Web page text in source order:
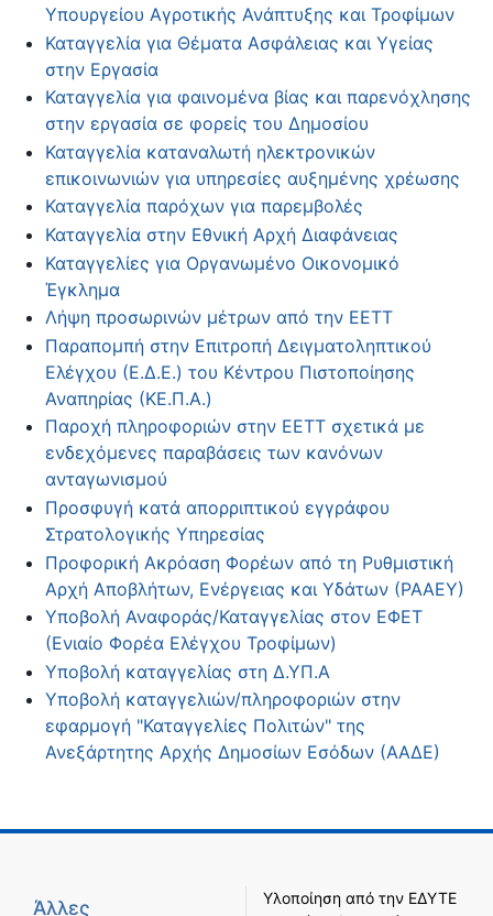
Υπουργείου Αγροτικής Ανάπτυξης και Τροφίμων
Καταγγελία για Θέματα Ασφάλειας και Υγείας
στην Εργασία
Καταγγελία για φαινομένα βίας και παρενόχλησης
στην εργασία σε φορείς του Δημοσίου
Καταγγελία καταναλωτή ηλεκτρονικών
επικοινωνιών για υπηρεσίες αυξημένης χρέωσης
Καταγγελία παρόχων για παρεμβολές
Καταγγελία στην Εθνική Αρχή Διαφάνειας
Καταγγελίες για Οργανωμένο Οικονομικό
Έγκλημα
Λήψη προσωρινών μέτρων από την ΕΕΤΤ
Παραπομπή στην Επιτροπή Δειγματοληπτικού
Ελέγχου (Ε.Δ.Ε.) του Κέντρου Πιστοποίησης
Αναπηρίας (ΚΕ.Π.Α.)
Παροχή πληροφοριών στην ΕΕΤΤ σχετικά με
ενδεχόμενες παραβάσεις των κανόνων
ανταγωνισμού
Προσφυγή κατά απορριπτικού εγγράφου
Στρατολογικής Υπηρεσίας
Προφορική Ακρόαση Φορέων από τη Ρυθμιστική
Αρχή Αποβλήτων, Ενέργειας και Υδάτων (ΡΑΑΕΥ)
Υποβολή Αναφοράς/Καταγγελίας στον ΕΦΕΤ
(Ενιαίο Φορέα Ελέγχου Τροφίμων)
Υποβολή καταγγελίας στη Δ.ΥΠ.Α
Υποβολή καταγγελιών/πληροφοριών στην
εφαρμογή "Καταγγελίες Πολιτών" της
Ανεξάρτητης Αρχής Δημοσίων Εσόδων (ΑΑΔΕ)
Άλλες
Υλοποίηση από την ΕΔΥΤΕ